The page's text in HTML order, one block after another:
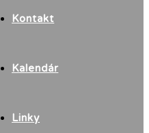
Kontakt
Kalendár
Linky